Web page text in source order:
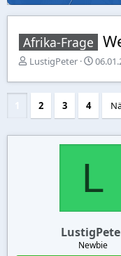
Afrika-Frage
E
s
l
LustigPeter
E
s
l
t
2 3 4
L
Newbie